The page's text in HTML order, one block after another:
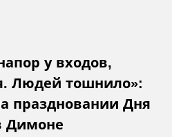
у входов,
Людей тошнило»:
праздновании Дня
Димоне